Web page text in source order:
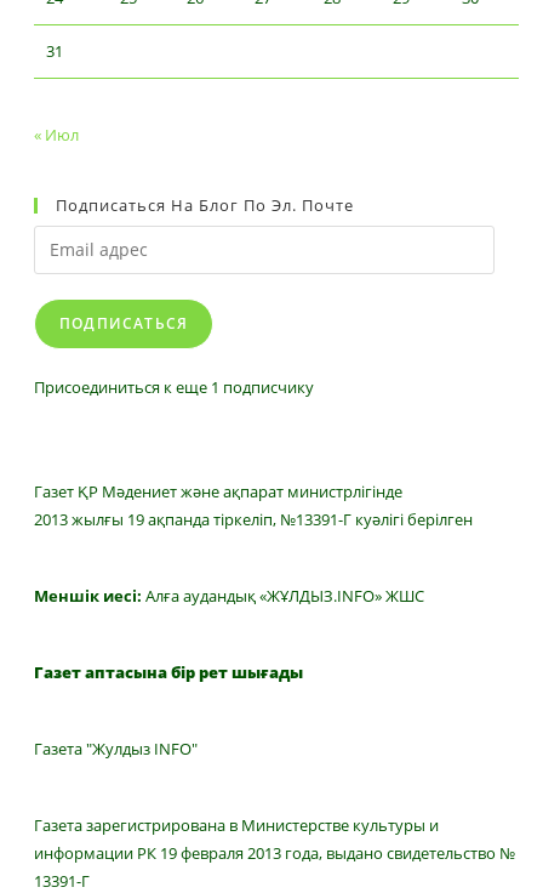
31
« Июл
Подписаться На Блог По Эл. Почте
Email
адрес
ПОДПИСАТЬСЯ
Присоединиться к еще 1 подписчику
Газет ҚР Мәдениет және ақпарат министрлігінде
2013 жылғы 19 ақпанда тіркеліп, №13391-Г куәлігі берілген
Меншік иесі: Алға аудандық «ЖҰЛДЫЗ.INFO» ЖШС
Газет аптасына бір рет шығады
Газета "Жулдыз INFO"
Газета зарегистрирована в Министерстве культуры и
информации РК 19 февраля 2013 года, выдано свидетельство №
13391-Г